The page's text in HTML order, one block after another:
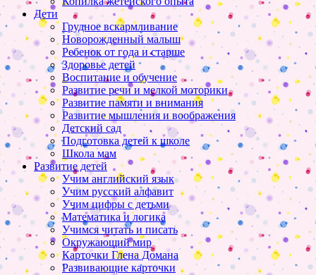
Дети
Грудное вскармливание
Новорожденный малыш
Ребенок от года и старше
Здоровье детей
Воспитание и обучение
Развитие речи и мелкой моторики
Развитие памяти и внимания
Развитие мышления и воображения
Детский сад
Подготовка детей к школе
Школа мам
Развитие детей
Учим английский язык
Учим русский алфавит
Учим цифры с детьми
Математика и логика
Учимся читать и писать
Окружающий мир
Карточки Глена Домана
Развивающие карточки